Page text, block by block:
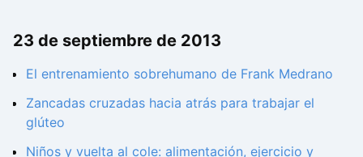
23 de septiembre de 2013
El entrenamiento sobrehumano de Frank Medrano
Zancadas cruzadas hacia atrás para trabajar el
glúteo
Niños y vuelta al cole: alimentación, ejercicio y